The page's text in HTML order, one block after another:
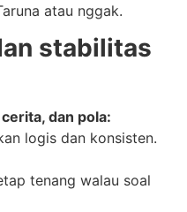
atau nggak.
stabilitas
dan pola:
logis dan konsisten.
tenang walau soal